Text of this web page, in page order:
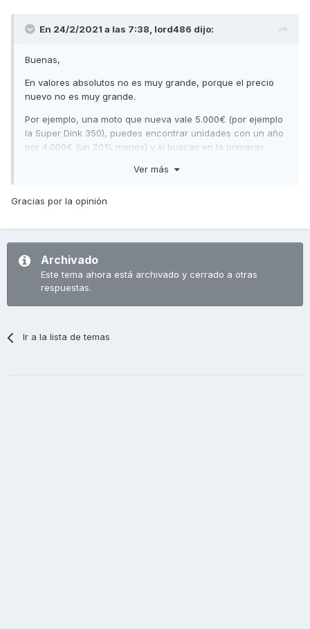
En 24/2/2021 a las 7:38, lord486 dijo:
Buenas,
En valores absolutos no es muy grande, porque el precio
nuevo no es muy grande.
Por ejemplo, una moto que nueva vale 5.000€ (por ejemplo
la Super Dink 350), puedes encontrar unidades con un año
por 4.000€ (un 20% menos) y si buscas en la primeras
30% menos). Si buscas un modelo algo anterior (una Super
(un 40% menos), de 2.015 por 2.800€ (un 43% menos) y si
ó 20.000 kilómetros o directamente a particulares, puedes
encontrar unidades por 2.000€ (un 70% menos).
Saludos,
Ver más
Gracias por la opinión
Archivado
Este tema ahora está archivado y cerrado a otras
respuestas.
Ir a la lista de temas